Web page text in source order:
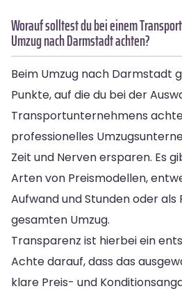
Worauf solltest du bei einem
Umzug nach Darmstadt achten?
Beim Umzug nach Darmstadt
Punkte, auf die du bei der
Transportunternehmens
professionelles
Zeit und Nerven ersparen. Es
Arten von Preismodellen,
Aufwand und Stunden oder
gesamten Umzug.
Transparenz ist hierbei ein
Achte darauf, dass das
klare Preis- und